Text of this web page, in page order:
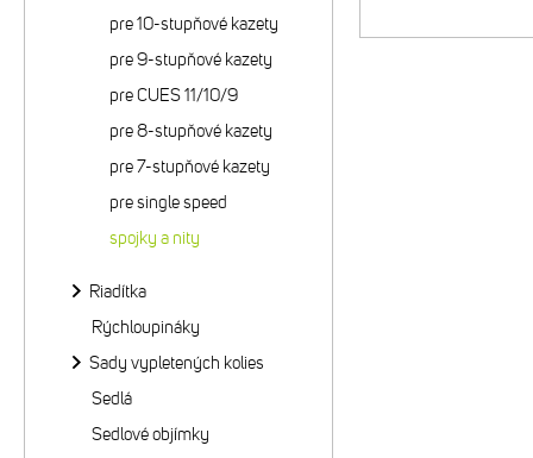
pre 10-stupňové kazety
pre 9-stupňové kazety
pre CUES 11/10/9
pre 8-stupňové kazety
pre 7-stupňové kazety
pre single speed
spojky a nity
Riadítka
Rýchloupináky
Sady vypletených kolies
Sedlá
Sedlové objímky